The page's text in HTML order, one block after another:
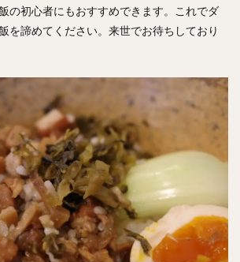
の初心者にもおすすめできます。これでダ
を諦めてください。来世でお待ちしており